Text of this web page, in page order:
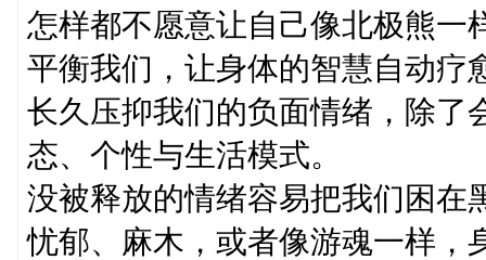
怎样都不愿意让自己像北极熊一
平衡我们，让身体的智慧自动疗
长久压抑我们的负面情绪，除了
态、个性与生活模式。
没被释放的情绪容易把我们困在
忧郁、麻木，或者像游魂一样，